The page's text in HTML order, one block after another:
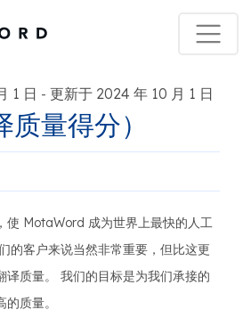
1 日 - 更新于 2024 年 10 月 1 日
量得分）
使 MotaWord 成为世界上最快的人工
的客户来说当然非常重要，但比这更
译质量。 我们的目标是为我们承接的
质量。